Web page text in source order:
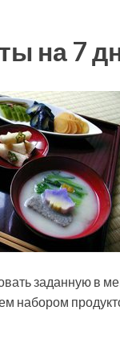
на 7
заданную в
набором